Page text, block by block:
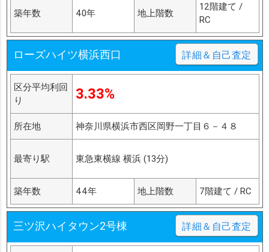
築年数 40年 地上階数
12階建て /
RC
ローズハイツ横浜西口 詳細＆自己査定
区分平均利回
り
3.33%
所在地 神奈川県横浜市西区岡野一丁目６－４８
最寄り駅 東急東横線 横浜 (13分)
築年数 44年 地上階数 7階建て / RC
三ツ沢ハイタウン2号棟 詳細＆自己査定